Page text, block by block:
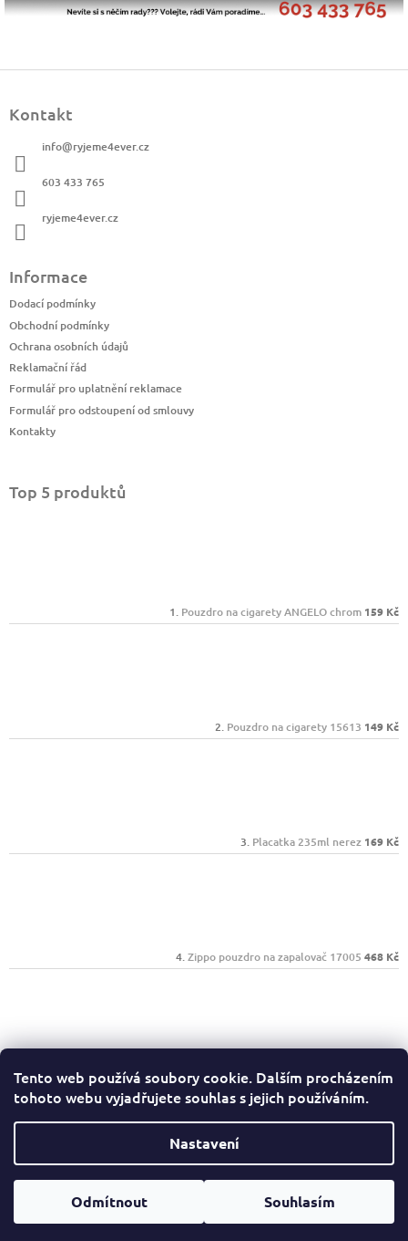
Tento web používá soubory cookie. Dalším procházením
tohoto webu vyjadřujete souhlas s jejich používáním.
Nastavení
Odmítnout Souhlasím
Kontakt
info@ryjeme4ever.cz
603 433 765
ryjeme4ever.cz
Informace
Dodací podmínky
Obchodní podmínky
Ochrana osobních údajů
Reklamační řád
Formulář pro uplatnění reklamace
Formulář pro odstoupení od smlouvy
Kontakty
Top 5 produktů
Pouzdro na cigarety ANGELO chrom 159 Kč
Pouzdro na cigarety 15613 149 Kč
Placatka 235ml nerez 169 Kč
Zippo pouzdro na zapalovač 17005 468 Kč
Zippo 25050 Street Chrome 656 Kč
Facebook
Vytvořil Shoptet Copyright 2026 Ryjeme4ever.cz. Všechna práva
vyhrazena.Upravit nastavení cookies